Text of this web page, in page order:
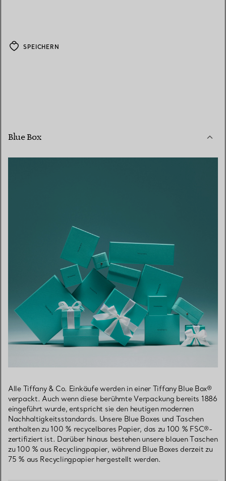
SPEICHERN
Blue Box
Alle Tiffany & Co. Einkäufe werden in einer Tiffany Blue Box®
verpackt. Auch wenn diese berühmte Verpackung bereits 1886
eingeführt wurde, entspricht sie den heutigen modernen
Nachhaltigkeitsstandards. Unsere Blue Boxes und Taschen
enthalten zu 100 % recycelbares Papier, das zu 100 % FSC®-
zertifiziert ist. Darüber hinaus bestehen unsere blauen Taschen
zu 100 % aus Recyclingpapier, während Blue Boxes derzeit zu
75 % aus Recyclingpapier hergestellt werden.